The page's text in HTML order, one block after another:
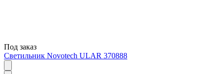
Под заказ
Светильник Novotech ULAR 370888